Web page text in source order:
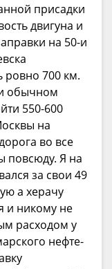
присадки
двигуна и
на 50-и
ровно 700 км.
обычном
550-600
на
во все
повсюду. Я на
за свои 49
а херачу
и никому не
расходом у
нефте-